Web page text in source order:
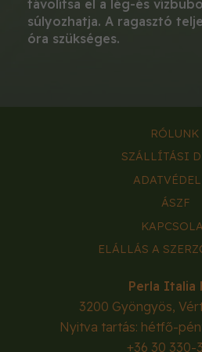
távolítsa el a lég-és
súlyozhatja. A ragasztó
óra szükséges.
RÓLUNK
SZÁLLÍTÁSI
ÁSZF
ELÁLLÁS A
Perla Italia
3200 Gyöngyös,
Nyitva tartás: hétfő-
+36 30 330-